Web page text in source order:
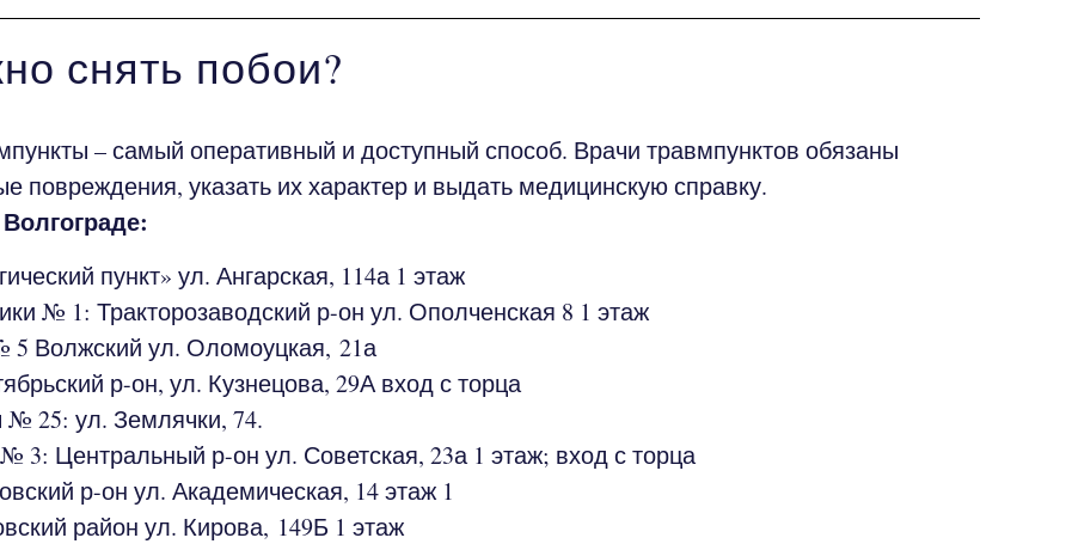
снять побои?
– самый оперативный и доступный способ. Врачи травмпунктов обязаны
повреждения, указать их характер и выдать медицинскую справку.
пункт» ул. Ангарская, 114а​ 1 этаж
№ 1: Тракторозаводский р-он ул. Ополченская 8 1 этаж
5 Волжский ул. Оломоуцкая, 21а
р-он, ул. Кузнецова, 29А​вход с торца
№ 25: ул. Землячки, 74.
3: Центральный р-он ул. Советская, 23а​ 1 этаж; вход с торца
р-он ул. Академическая, 14​ этаж 1
район ул. Кирова, 149Б ​ 1 этаж